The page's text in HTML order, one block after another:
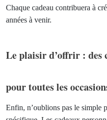
Chaque cadeau contribuera à
années à venir.
Le plaisir d’offrir : des
pour toutes les
Enfin, n’oublions pas le simple